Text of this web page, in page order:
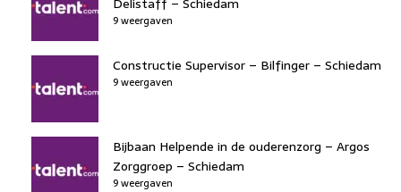
9 weergaven
Constructie Supervisor – Bilfinger – Schiedam
9 weergaven
Bijbaan Helpende in de ouderenzorg – Argos
Zorggroep – Schiedam
9 weergaven